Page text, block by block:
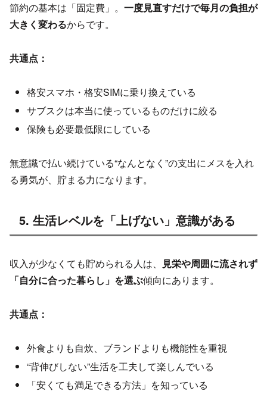
節約の基本は「固定費」。 一度見直すだけで毎月の負担が
大きく変わるからです。
共通点：
格安スマホ・格安SIMに乗り換えている
サブスクは本当に使っているものだけに絞る
保険も必要最低限にしている
無意識で払い続けている“なんとなく”の支出にメスを入れ
る勇気が、貯まる力になります。
5. 生活レベルを「上げない」意識がある
収入が少なくても貯められる人は、
見栄や周囲に流されず
「自分に合った暮らし」を選ぶ傾向にあります。
共通点：
外食よりも自炊、ブランドよりも機能性を重視
“背伸びしない”生活を工夫して楽しんでいる
「安くても満足できる方法」を知っている